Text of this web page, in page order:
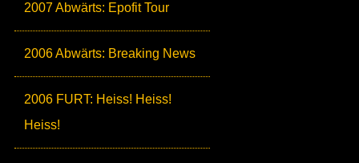
2007 Abwärts: Epofit Tour
2006 Abwärts: Breaking News
2006 FURT: Heiss! Heiss!
Heiss!